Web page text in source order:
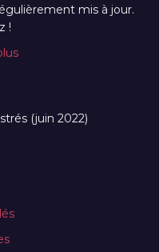
mis à jour.
!
(juin 2022)